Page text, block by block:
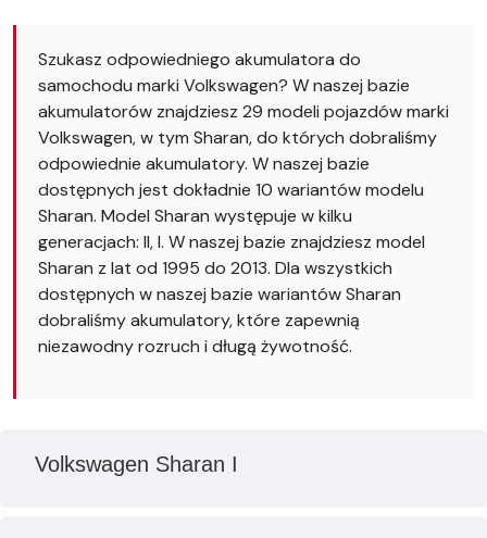
Szukasz odpowiedniego akumulatora do
samochodu marki Volkswagen? W naszej bazie
akumulatorów znajdziesz 29 modeli pojazdów marki
Volkswagen, w tym Sharan, do których dobraliśmy
odpowiednie akumulatory. W naszej bazie
dostępnych jest dokładnie 10 wariantów modelu
Sharan. Model Sharan występuje w kilku
generacjach: II, I. W naszej bazie znajdziesz model
Sharan z lat od 1995 do 2013. Dla wszystkich
dostępnych w naszej bazie wariantów Sharan
dobraliśmy akumulatory, które zapewnią
niezawodny rozruch i długą żywotność.
Volkswagen Sharan I